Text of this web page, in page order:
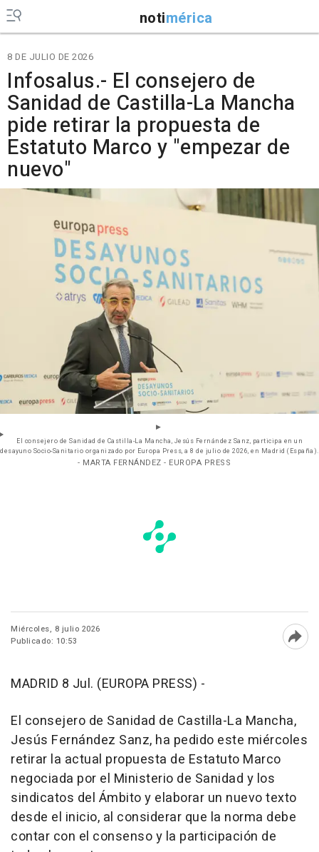
notimérica
8 DE JULIO DE 2026
Infosalus.- El consejero de
Sanidad de Castilla-La Mancha
pide retirar la propuesta de
Estatuto Marco y "empezar de
nuevo"
El consejero de Sanidad de Castilla-La Mancha, Jesús Fernández Sanz, participa en un
desayuno Socio-Sanitario organizado por Europa Press, a 8 de julio de 2026, en Madrid (España).
- MARTA FERNÁNDEZ - EUROPA PRESS
Miércoles, 8 julio 2026
Publicado: 10:53
MADRID 8 Jul. (EUROPA PRESS) -
El consejero de Sanidad de Castilla-La Mancha,
Jesús Fernández Sanz, ha pedido este miércoles
retirar la actual propuesta de Estatuto Marco
negociada por el Ministerio de Sanidad y los
sindicatos del Ámbito y elaborar un nuevo texto
desde el inicio, al considerar que la norma debe
contar con el consenso y la participación de